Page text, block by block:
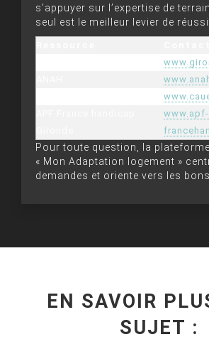
s’appuyer sur l’expertise de
seul est le meilleur levier de
www.apf-
Pour toute question, la
« Mon Adaptation logement »
demandes et oriente vers les
EN SAVOIR
SUJET :